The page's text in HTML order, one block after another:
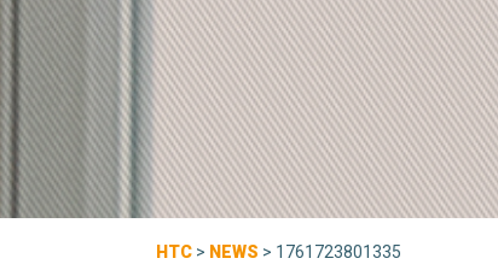
HTC > NEWS > 1761723801335